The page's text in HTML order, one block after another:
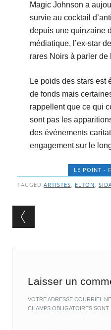
Magic Johnson a
survie au cocktail
depuis une quinzaine
médiatique, l’ex-star
rares Noirs à parler de
Le poids des stars est
de fonds mais
rappellent que ce qui
sont pas les
des événements
engagement sur le
LE POINT -
TAGGEDARTISTES, ELTON,
Post
Laisser un
VOTRE ADRESSE COURRIEL
CHAMPS OBLIGATOIRES